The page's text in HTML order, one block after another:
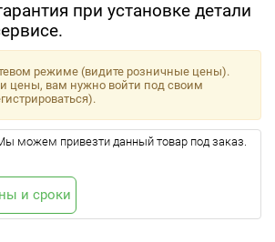
при установке детали
режиме (видите розничные цены).
цены, вам нужно войти под своим
можем привезти данный товар под заказ.
и сроки